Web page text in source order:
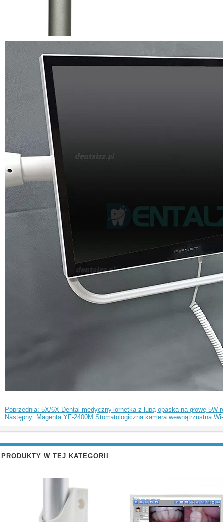
Poprzednia: 5X/6X Dental medyczny lornetka z lupą opaska na głowę 5W
Następny: Magenta YF-2400M Stomatologiczna kamera wewnątrzustna
PRODUKTY W TEJ KATEGORII